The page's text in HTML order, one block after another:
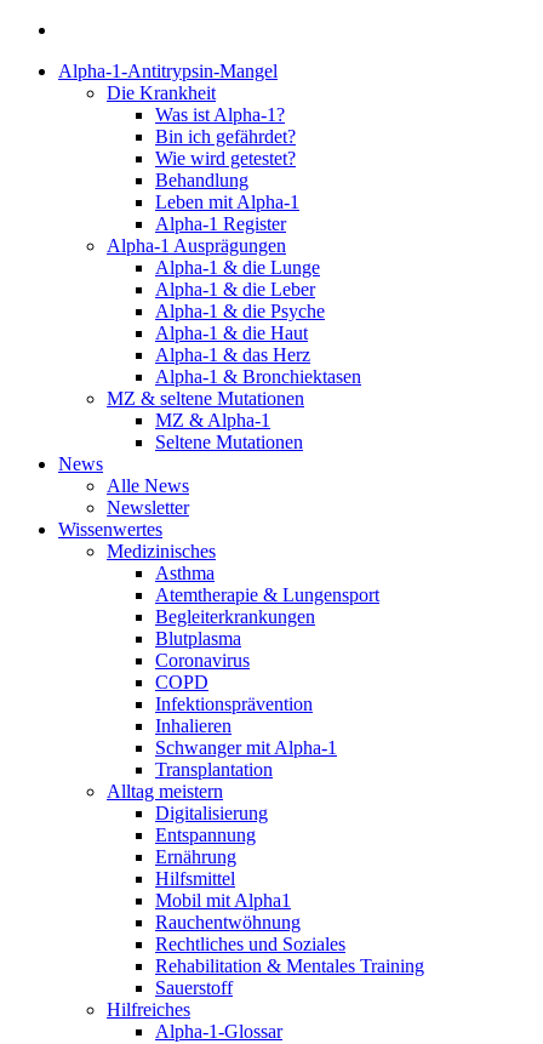
Alpha-1-Antitrypsin-Mangel
Die Krankheit
Was ist Alpha-1?
Bin ich gefährdet?
Wie wird getestet?
Behandlung
Leben mit Alpha-1
Alpha-1 Register
Alpha-1 Ausprägungen
Alpha-1 & die Lunge
Alpha-1 & die Leber
Alpha-1 & die Psyche
Alpha-1 & die Haut
Alpha-1 & das Herz
Alpha-1 & Bronchiektasen
MZ & seltene Mutationen
MZ & Alpha-1
Seltene Mutationen
News
Alle News
Newsletter
Wissenwertes
Medizinisches
Asthma
Atemtherapie & Lungensport
Begleiterkrankungen
Blutplasma
Coronavirus
COPD
Infektionsprävention
Inhalieren
Schwanger mit Alpha-1
Transplantation
Alltag meistern
Digitalisierung
Entspannung
Ernährung
Hilfsmittel
Mobil mit Alpha1
Rauchentwöhnung
Rechtliches und Soziales
Rehabilitation & Mentales Training
Sauerstoff
Hilfreiches
Alpha-1-Glossar